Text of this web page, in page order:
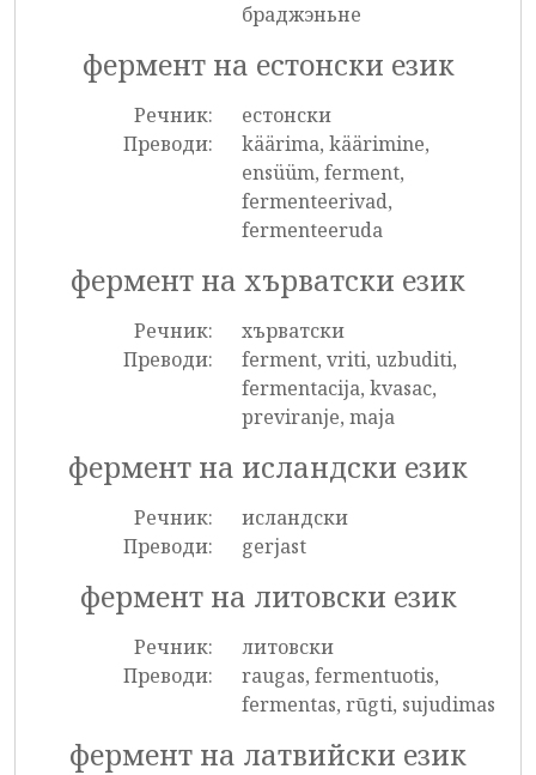
браджэньне
фермент на естонски език
Речник:
естонски
Преводи:
käärima, käärimine,
ensüüm, ferment,
fermenteerivad,
fermenteeruda
фермент на хърватски език
Речник:
хърватски
Преводи:
ferment, vriti, uzbuditi,
fermentacija, kvasac,
previranje, maja
фермент на исландски език
Речник:
исландски
Преводи:
gerjast
фермент на литовски език
Речник:
литовски
Преводи:
raugas, fermentuotis,
fermentas, rūgti, sujudimas
фермент на латвийски език